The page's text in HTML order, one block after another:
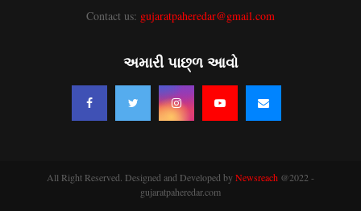
Contact us: gujaratpaheredar@gmail.com
અમારી પાછ્ળ આવો
All Right Reserved. Designed and Developed byNewsreach @2022 -
gujaratpaheredar.com